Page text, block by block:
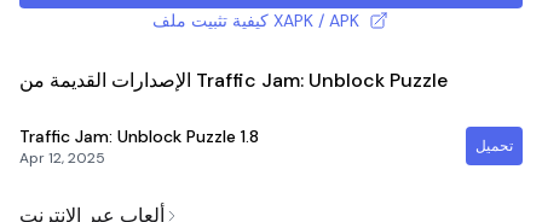
كيفية تثبيت ملف XAPK / APK
الإصدارات القديمة من Traffic Jam: Unblock Puzzle
Traffic Jam: Unblock Puzzle 1.8
Apr 12, 2025
تحميل
ألعاب عبر الإنترنت